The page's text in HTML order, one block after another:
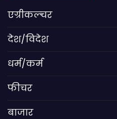
एग्रीकल्चर
देश/विदेश
धर्म/कर्म
फीचर
बाजार